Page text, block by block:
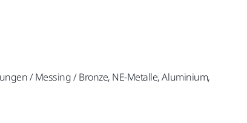
/ Messing / Bronze, NE-Metalle, Aluminium,